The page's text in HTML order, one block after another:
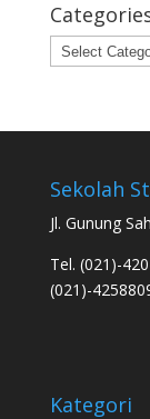
Categories
Sekolah
Jl. Gunung
Tel. (021)-
(021)-
Kategori